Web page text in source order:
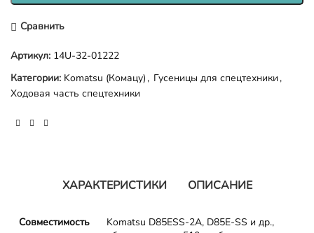
Сравнить
Артикул: 14U-32-01222
Категории: Komatsu (Комацу) , Гусеницы для спецтехники ,
Ходовая часть спецтехники
ХАРАКТЕРИСТИКИ ОПИСАНИЕ
Совместимость
Komatsu D85ESS-2A, D85E-SS и др.,